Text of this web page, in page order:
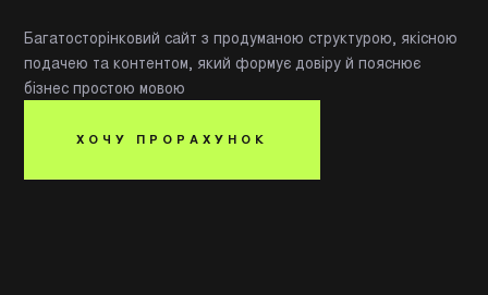
Багатосторінковий сайт з продуманою структурою, якісною
подачею та контентом, який формує довіру й пояснює
бізнес простою мовою
ХОЧУ ПРОРАХУНОК